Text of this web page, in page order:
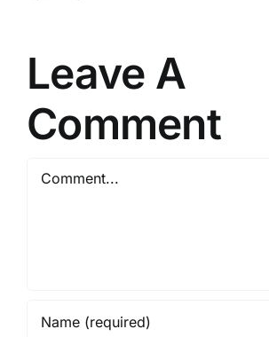
Leave A
Comment
Comment